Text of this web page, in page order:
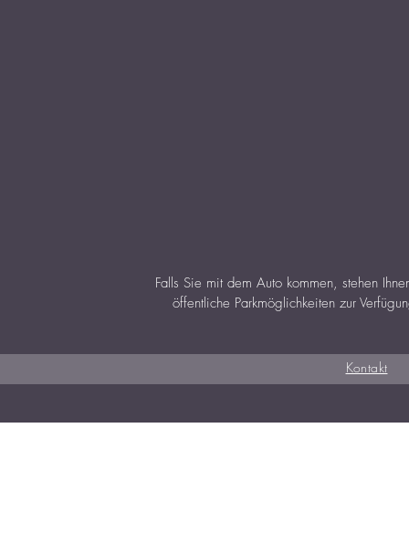
Falls Sie mit dem Auto kommen, stehen
öffentliche Parkmöglichkeiten zur
Kontakt